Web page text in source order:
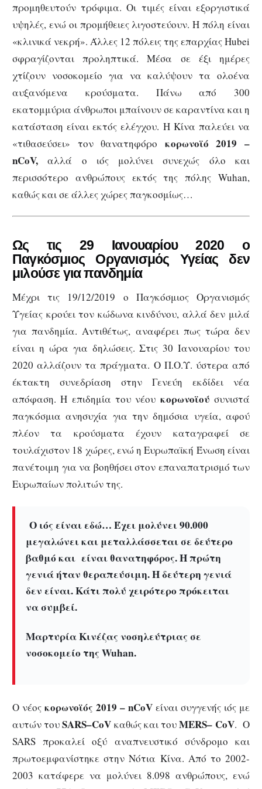
προμηθευτούν τρόφιμα. Οι τιμές είναι εξοργιστικά
υψηλές, ενώ οι προμήθειες λιγοστεύουν. Η πόλη είναι
«κλινικά νεκρή». Άλλες 12 πόλεις της επαρχίας Hubei
σφραγίζονται προληπτικά. Μέσα σε έξι ημέρες
χτίζουν νοσοκομείο για να καλύψουν τα ολοένα
αυξανόμενα κρούσματα. Πάνω από 300
εκατομμύρια άνθρωποι μπαίνουν σε καραντίνα και η
κατάσταση είναι εκτός ελέγχου. Η Κίνα παλεύει να
«τιθασεύσει» τον θανατηφόρο κορωνοϊό 2019 –
nCoV, αλλά ο ιός μολύνει συνεχώς όλο και
περισσότερο ανθρώπους εκτός της πόλης Wuhan,
καθώς και σε άλλες χώρες παγκοσμίως…
Ως τις 29 Ιανουαρίου 2020 ο
Παγκόσμιος Οργανισμός Υγείας δεν
μιλούσε για πανδημία
Μέχρι τις 19/12/2019 ο Παγκόσμιος Οργανισμός
Υγείας κρούει τον κώδωνα κινδύνου, αλλά δεν μιλά
για πανδημία. Αντιθέτως, αναφέρει πως τώρα δεν
είναι η ώρα για δηλώσεις. Στις 30 Ιανουαρίου του
2020 αλλάζουν τα πράγματα. Ο Π.Ο.Υ. ύστερα από
έκτακτη συνεδρίαση στην Γενεύη εκδίδει νέα
απόφαση. Η επιδημία του νέου κορωνοϊού συνιστά
παγκόσμια ανησυχία για την δημόσια υγεία, αφού
πλέον τα κρούσματα έχουν καταγραφεί σε
τουλάχιστον 18 χώρες, ενώ η Ευρωπαϊκή Ένωση είναι
πανέτοιμη για να βοηθήσει στον επαναπατρισμό των
Ευρωπαίων πολιτών της.
Ο ιός είναι εδώ… Έχει μολύνει 90.000
μεγαλώνει και μεταλλάσσεται σε δεύτερο
βαθμό και είναι θανατηφόρος. Η πρώτη
γενιά ήταν θεραπεύσιμη. Η δεύτερη γενιά
δεν είναι. Κάτι πολύ χειρότερο πρόκειται
να συμβεί.
Μαρτυρία Κινέζας νοσηλεύτριας σε
νοσοκομείο της Wuhan.
Ο νέος κορωνοϊός 2019 – nCoV είναι συγγενής ιός με
αυτών τουSARS–CoV καθώς και τουMERS– CoV. O
SARS προκαλεί οξύ αναπνευστικό σύνδρομο και
πρωτοεμφανίστηκε στην Νότια Κίνα. Από το 2002-
2003 κατάφερε να μολύνει 8.098 ανθρώπους, ενώ